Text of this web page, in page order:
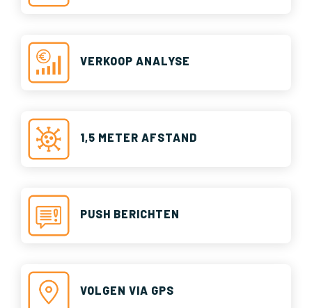
VERKOOP ANALYSE
1,5 METER AFSTAND
PUSH BERICHTEN
VOLGEN VIA GPS